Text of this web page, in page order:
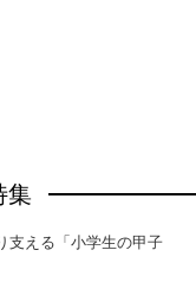
集
支える「小学生の甲子